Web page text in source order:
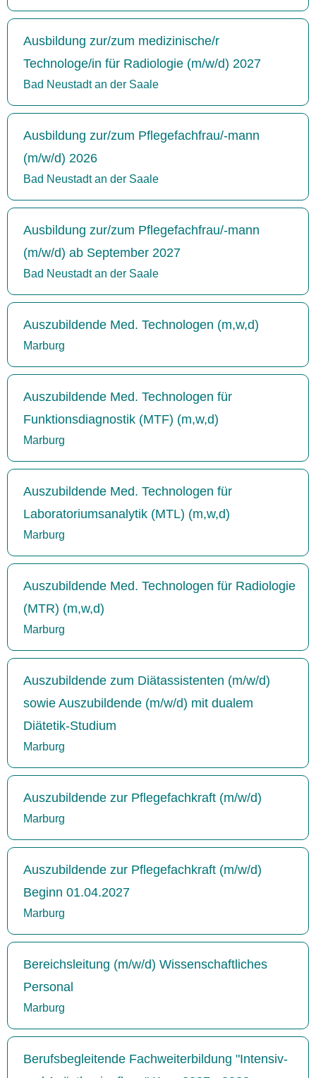
Ausbildung zur/zum medizinische/r
Technologe/in für Radiologie (m/w/d) 2027
Bad Neustadt an der Saale
Ausbildung zur/zum Pflegefachfrau/-mann
(m/w/d) 2026
Bad Neustadt an der Saale
Ausbildung zur/zum Pflegefachfrau/-mann
(m/w/d) ab September 2027
Bad Neustadt an der Saale
Auszubildende Med. Technologen (m,w,d)
Marburg
Auszubildende Med. Technologen für
Funktionsdiagnostik (MTF) (m,w,d)
Marburg
Auszubildende Med. Technologen für
Laboratoriumsanalytik (MTL) (m,w,d)
Marburg
Auszubildende Med. Technologen für Radiologie
(MTR) (m,w,d)
Marburg
Auszubildende zum Diätassistenten (m/w/d)
sowie Auszubildende (m/w/d) mit dualem
Diätetik-Studium
Marburg
Auszubildende zur Pflegefachkraft (m/w/d)
Marburg
Auszubildende zur Pflegefachkraft (m/w/d)
Beginn 01.04.2027
Marburg
Bereichsleitung (m/w/d) Wissenschaftliches
Personal
Marburg
Berufsbegleitende Fachweiterbildung "Intensiv-